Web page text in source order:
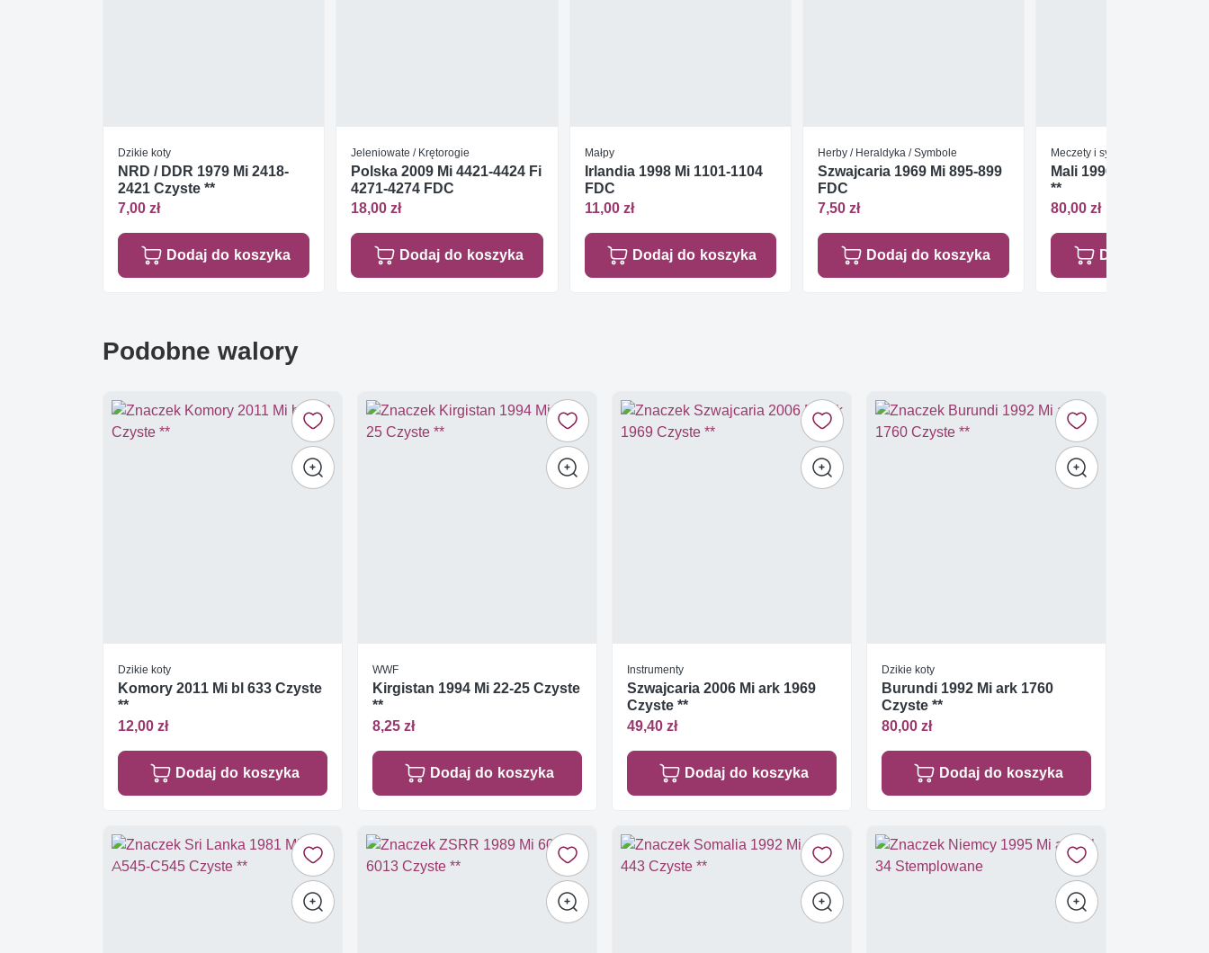
Dzikie koty
NRD / DDR 1979 Mi 2418-
2421 Czyste **
7,00 zł
Dodaj do koszyka
Jeleniowate / Krętorogie
Polska 2009 Mi 4421-4424 Fi
4271-4274 FDC
18,00 zł
Dodaj do koszyka
Małpy
Irlandia 1998 Mi 1101-1104
FDC
11,00 zł
Dodaj do koszyka
Herby / Heraldyka / Symbole
Szwajcaria 1969 Mi 895-899
FDC
7,50 zł
Dodaj do koszyka
Meczety i synagogi
Mali 1996 Mi spebl82
**
80,00 zł
Dodaj do
Podobne walory
Dzikie koty
Komory 2011 Mi bl 633 Czyste
**
12,00 zł
Dodaj do koszyka
WWF
Kirgistan 1994 Mi 22-25 Czyste
**
8,25 zł
Dodaj do koszyka
Instrumenty
Szwajcaria 2006 Mi ark 1969
Czyste **
49,40 zł
Dodaj do koszyka
Dzikie koty
Burundi 1992 Mi ark 1760
Czyste **
80,00 zł
Dodaj do koszyka